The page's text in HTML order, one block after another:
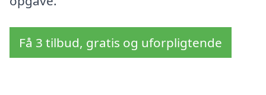
Få 3 tilbud, gratis og uforpligtende